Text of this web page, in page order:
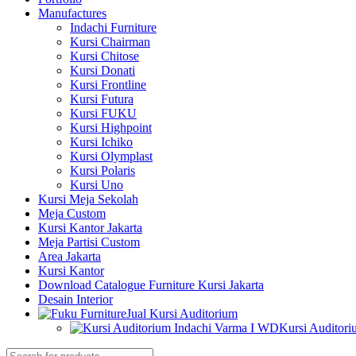
Manufactures
Indachi Furniture
Kursi Chairman
Kursi Chitose
Kursi Donati
Kursi Frontline
Kursi Futura
Kursi FUKU
Kursi Highpoint
Kursi Ichiko
Kursi Olymplast
Kursi Polaris
Kursi Uno
Kursi Meja Sekolah
Meja Custom
Kursi Kantor Jakarta
Meja Partisi Custom
Area Jakarta
Kursi Kantor
Download Catalogue Furniture Kursi Jakarta
Desain Interior
Jual Kursi Auditorium
Kursi